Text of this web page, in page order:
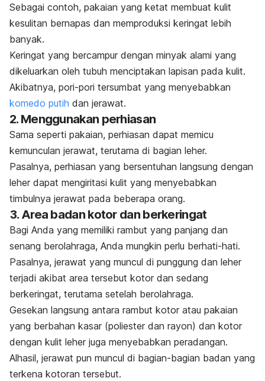
Sebagai contoh, pakaian yang ketat membuat kulit
kesulitan bernapas dan memproduksi keringat lebih
banyak.
Keringat yang bercampur dengan minyak alami yang
dikeluarkan oleh tubuh menciptakan lapisan pada kulit.
Akibatnya, pori-pori tersumbat yang menyebabkan
komedo putih dan jerawat.
2. Menggunakan perhiasan
Sama seperti pakaian, perhiasan dapat memicu
kemunculan jerawat, terutama di bagian leher.
Pasalnya, perhiasan yang bersentuhan langsung dengan
leher dapat mengiritasi kulit yang menyebabkan
timbulnya jerawat pada beberapa orang.
3. Area badan kotor dan berkeringat
Bagi Anda yang memiliki rambut yang panjang dan
senang berolahraga, Anda mungkin perlu berhati-hati.
Pasalnya, jerawat yang muncul di punggung dan leher
terjadi akibat area tersebut kotor dan sedang
berkeringat, terutama setelah berolahraga.
Gesekan langsung antara rambut kotor atau pakaian
yang berbahan kasar (poliester dan rayon) dan kotor
dengan kulit leher juga menyebabkan peradangan.
Alhasil, jerawat pun muncul di bagian-bagian badan yang
terkena kotoran tersebut.